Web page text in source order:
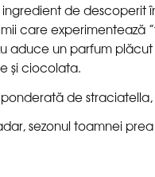
ingredient de
care experimentează
aduce un parfum